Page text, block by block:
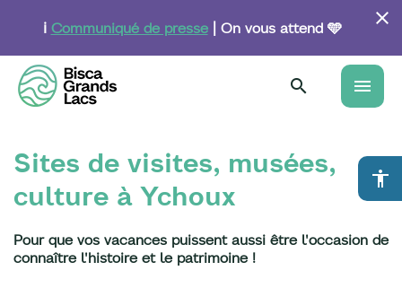
principal
ℹ️ Communiqué de presse| On vous attend 🩵
menu
accessibility
Sites de visites, musées,
culture à Ychoux
Pour que vos vacances puissent aussi être l'occasion de
connaître l'histoire et le patrimoine !